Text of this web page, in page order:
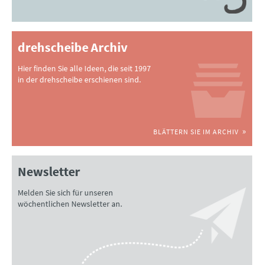
drehscheibe Archiv
Hier finden Sie alle Ideen, die seit 1997
in der drehscheibe erschienen sind.
BLÄTTERN SIE IM ARCHIV
Newsletter
Melden Sie sich für unseren
wöchentlichen Newsletter an.